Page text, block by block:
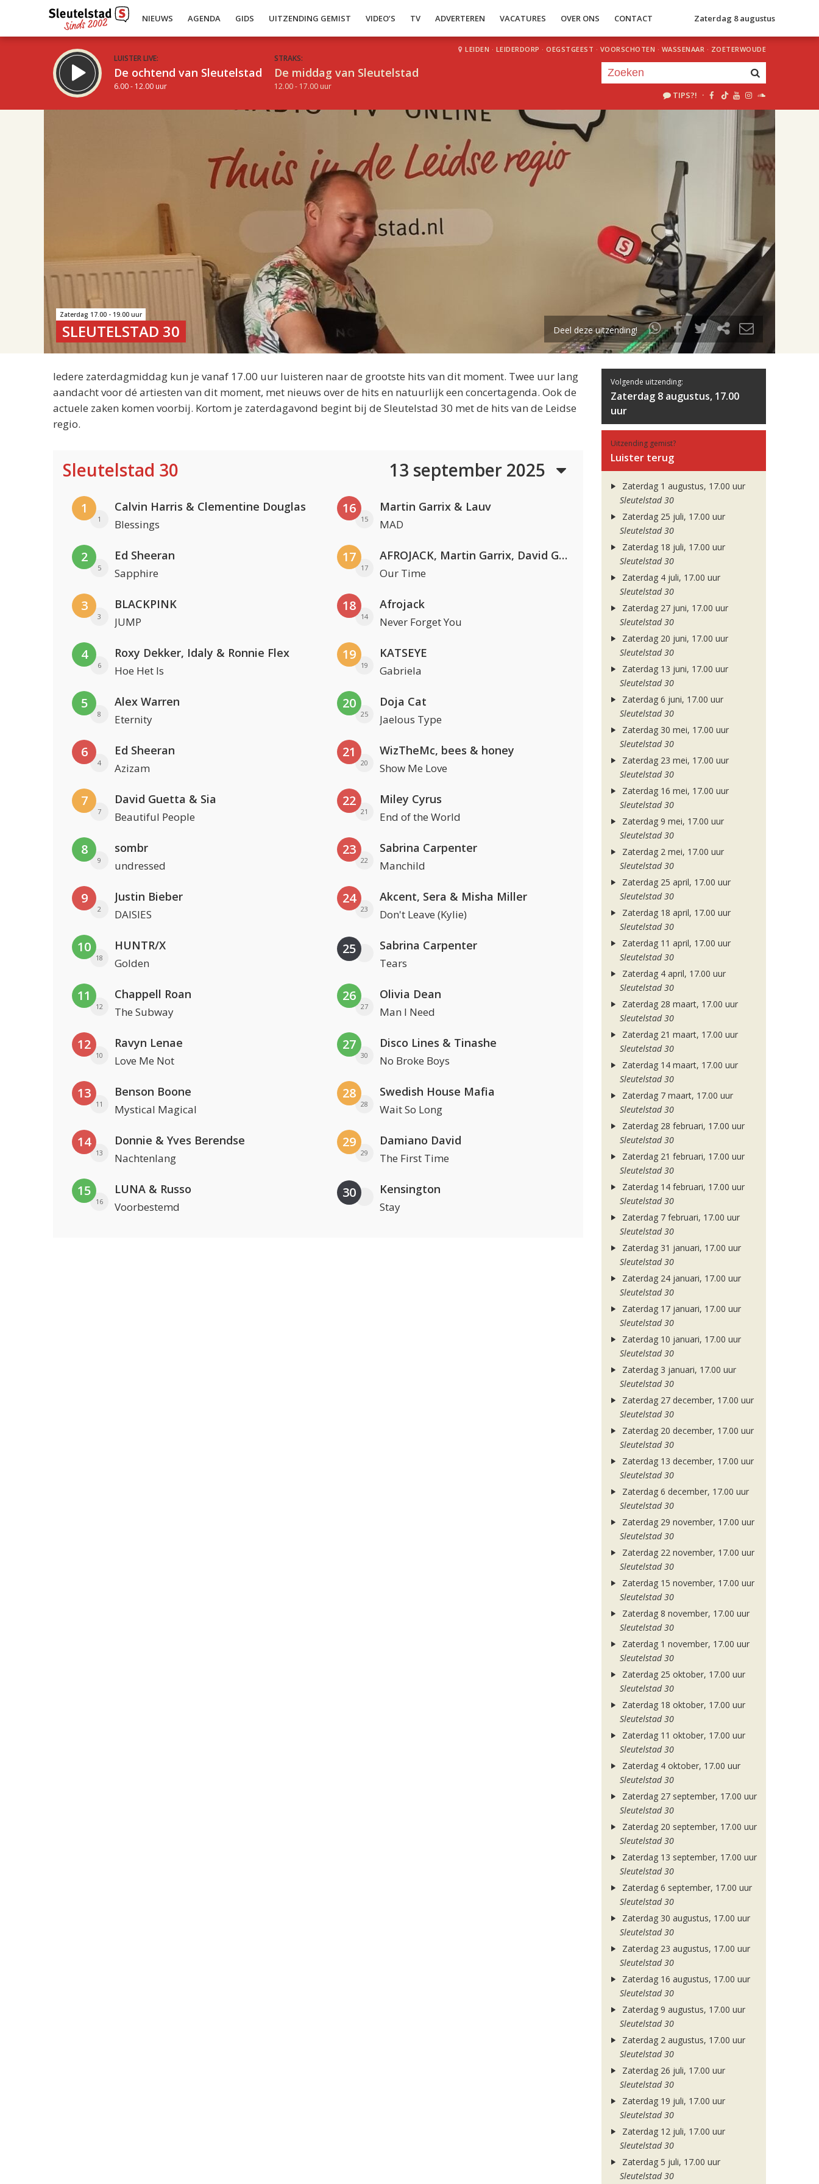
NIEUWS AGENDA GIDS UITZENDING GEMIST VIDEO’S TV ADVERTEREN VACATURES OVER ONS CONTACT Zaterdag 8 augustus
LUISTER LIVE:
De ochtend van Sleutelstad
6.00 - 12.00 uur
STRAKS:
De middag van Sleutelstad
12.00 - 17.00 uur
LEIDEN · LEIDERDORP · OEGSTGEEST · VOORSCHOTEN · WASSENAAR · ZOETERWOUDE
TIPS?! ·
uur 1 van 2
Volgend uur
Zaterdag 17.00 - 19.00 uur
SLEUTELSTAD 30 Deel deze uitzending!
Iedere zaterdagmiddag kun je vanaf 17.00 uur luisteren naar de grootste hits van dit moment. Twee uur lang
aandacht voor dé artiesten van dit moment, met nieuws over de hits en natuurlijk een concertagenda. Ook de
actuele zaken komen voorbij. Kortom je zaterdagavond begint bij de Sleutelstad 30 met de hits van de Leidse
regio.
Sleutelstad 30 13 september 2025
1
1
Calvin Harris & Clementine Douglas
Blessings
2
5
Ed Sheeran
Sapphire
3
3
BLACKPINK
JUMP
4
6
Roxy Dekker, Idaly & Ronnie Flex
Hoe Het Is
5
8
Alex Warren
Eternity
6
4
Ed Sheeran
Azizam
7
7
David Guetta & Sia
Beautiful People
8
9
sombr
undressed
9
2
Justin Bieber
DAISIES
10
18
HUNTR/X
Golden
11
12
Chappell Roan
The Subway
12
10
Ravyn Lenae
Love Me Not
13
11
Benson Boone
Mystical Magical
14
13
Donnie & Yves Berendse
Nachtenlang
15
16
LUNA & Russo
Voorbestemd
16
15
Martin Garrix & Lauv
MAD
17
17
AFROJACK, Martin Garrix, David Guetta & Amél
Our Time
18
14
Afrojack
Never Forget You
19
19
KATSEYE
Gabriela
20
25
Doja Cat
Jaelous Type
21
20
WizTheMc, bees & honey
Show Me Love
22
21
Miley Cyrus
End of the World
23
22
Sabrina Carpenter
Manchild
24
23
Akcent, Sera & Misha Miller
Don't Leave (Kylie)
25 Sabrina Carpenter
Tears
26
27
Olivia Dean
Man I Need
27
30
Disco Lines & Tinashe
No Broke Boys
28
28
Swedish House Mafia
Wait So Long
29
29
Damiano David
The First Time
30 Kensington
Stay
Volgende uitzending:
Zaterdag 8 augustus, 17.00
uur
Uitzending gemist?
Luister terug
Zaterdag 1 augustus, 17.00 uur
Sleutelstad 30
Zaterdag 25 juli, 17.00 uur
Sleutelstad 30
Zaterdag 18 juli, 17.00 uur
Sleutelstad 30
Zaterdag 4 juli, 17.00 uur
Sleutelstad 30
Zaterdag 27 juni, 17.00 uur
Sleutelstad 30
Zaterdag 20 juni, 17.00 uur
Sleutelstad 30
Zaterdag 13 juni, 17.00 uur
Sleutelstad 30
Zaterdag 6 juni, 17.00 uur
Sleutelstad 30
Zaterdag 30 mei, 17.00 uur
Sleutelstad 30
Zaterdag 23 mei, 17.00 uur
Sleutelstad 30
Zaterdag 16 mei, 17.00 uur
Sleutelstad 30
Zaterdag 9 mei, 17.00 uur
Sleutelstad 30
Zaterdag 2 mei, 17.00 uur
Sleutelstad 30
Zaterdag 25 april, 17.00 uur
Sleutelstad 30
Zaterdag 18 april, 17.00 uur
Sleutelstad 30
Zaterdag 11 april, 17.00 uur
Sleutelstad 30
Zaterdag 4 april, 17.00 uur
Sleutelstad 30
Zaterdag 28 maart, 17.00 uur
Sleutelstad 30
Zaterdag 21 maart, 17.00 uur
Sleutelstad 30
Zaterdag 14 maart, 17.00 uur
Sleutelstad 30
Zaterdag 7 maart, 17.00 uur
Sleutelstad 30
Zaterdag 28 februari, 17.00 uur
Sleutelstad 30
Zaterdag 21 februari, 17.00 uur
Sleutelstad 30
Zaterdag 14 februari, 17.00 uur
Sleutelstad 30
Zaterdag 7 februari, 17.00 uur
Sleutelstad 30
Zaterdag 31 januari, 17.00 uur
Sleutelstad 30
Zaterdag 24 januari, 17.00 uur
Sleutelstad 30
Zaterdag 17 januari, 17.00 uur
Sleutelstad 30
Zaterdag 10 januari, 17.00 uur
Sleutelstad 30
Zaterdag 3 januari, 17.00 uur
Sleutelstad 30
Zaterdag 27 december, 17.00 uur
Sleutelstad 30
Zaterdag 20 december, 17.00 uur
Sleutelstad 30
Zaterdag 13 december, 17.00 uur
Sleutelstad 30
Zaterdag 6 december, 17.00 uur
Sleutelstad 30
Zaterdag 29 november, 17.00 uur
Sleutelstad 30
Zaterdag 22 november, 17.00 uur
Sleutelstad 30
Zaterdag 15 november, 17.00 uur
Sleutelstad 30
Zaterdag 8 november, 17.00 uur
Sleutelstad 30
Zaterdag 1 november, 17.00 uur
Sleutelstad 30
Zaterdag 25 oktober, 17.00 uur
Sleutelstad 30
Zaterdag 18 oktober, 17.00 uur
Sleutelstad 30
Zaterdag 11 oktober, 17.00 uur
Sleutelstad 30
Zaterdag 4 oktober, 17.00 uur
Sleutelstad 30
Zaterdag 27 september, 17.00 uur
Sleutelstad 30
Zaterdag 20 september, 17.00 uur
Sleutelstad 30
Zaterdag 13 september, 17.00 uur
Sleutelstad 30
Zaterdag 6 september, 17.00 uur
Sleutelstad 30
Zaterdag 30 augustus, 17.00 uur
Sleutelstad 30
Zaterdag 23 augustus, 17.00 uur
Sleutelstad 30
Zaterdag 16 augustus, 17.00 uur
Sleutelstad 30
Zaterdag 9 augustus, 17.00 uur
Sleutelstad 30
Zaterdag 2 augustus, 17.00 uur
Sleutelstad 30
Zaterdag 26 juli, 17.00 uur
Sleutelstad 30
Zaterdag 19 juli, 17.00 uur
Sleutelstad 30
Zaterdag 12 juli, 17.00 uur
Sleutelstad 30
Zaterdag 5 juli, 17.00 uur
Sleutelstad 30